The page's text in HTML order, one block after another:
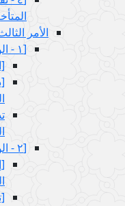
الأمر
[١ - الواجب المطلق و الواجب المشروط]
[٢ - الواجب المعلق و الواجب المنجز]